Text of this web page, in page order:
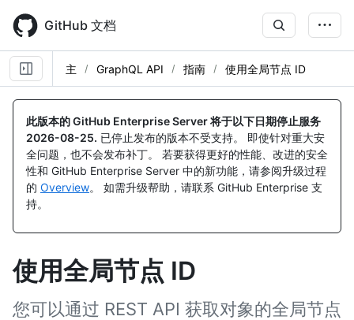
main
content
GitHub 文档
主 GraphQL API 指南 使用全局节点 ID
此版本的 GitHub Enterprise Server 将于以下日期停止服务
2026-08-25. 已停止发布的版本不受支持。 即使针对重大安
全问题，也不会发布补丁。 若要获得更好的性能、改进的安全
性和 GitHub Enterprise Server 中的新功能，请参阅升级过程
的 Overview。 如需升级帮助，请联系 GitHub Enterprise 支
持。
使用全局节点 ID
您可以通过 REST API 获取对象的全局节点